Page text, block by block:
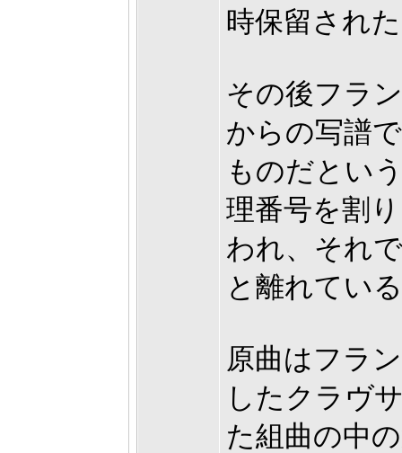
時保留され
その後フラ
からの写譜
ものだとい
理番号を割
われ、それ
と離れてい
原曲はフラ
したクラヴ
た組曲の中